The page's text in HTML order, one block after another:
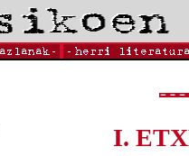
I.